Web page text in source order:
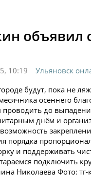
10:19
Ульяновск
будут, пока не
осеннего
проводить до
днём и
порядка
и поддерживать
подключить
Николаева Фото: